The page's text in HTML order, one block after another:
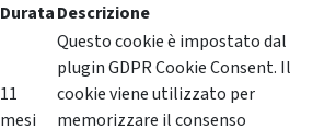
DurataDescrizione
11
mesi
Questo cookie è impostato dal
plugin GDPR Cookie Consent. Il
cookie viene utilizzato per
memorizzare il consenso